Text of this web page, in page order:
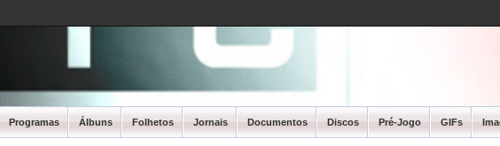
Programas Álbuns Folhetos Jornais Documentos Discos Pré-Jogo GIFs